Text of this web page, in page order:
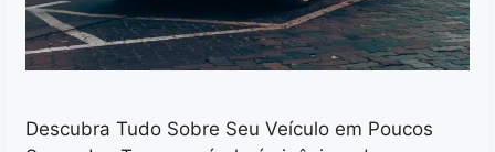
Descubra Tudo Sobre Seu Veículo em Poucos